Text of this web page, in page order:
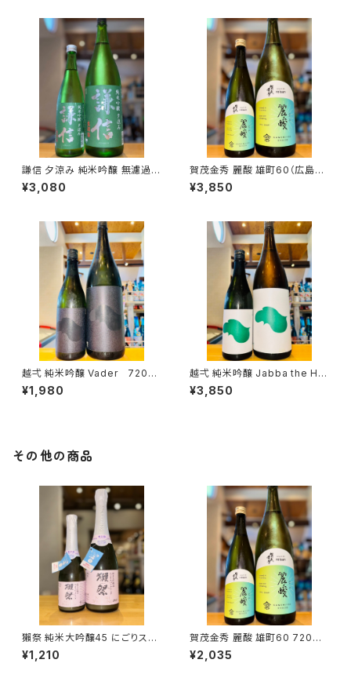
謙信 夕涼み 純米吟醸 無濾過生
1800ml１本（池田屋酒造・新潟
県糸魚川市新鉄）
¥3,080
賀茂金秀 麗酸 雄町60（広島限
定）1800ml１本（金光酒造・広
島県東広島市黒瀬町）
¥3,850
越弌 純米吟醸 Vader 720ml
１本（株式会社越後鶴亀・新潟県
新潟市西蒲区竹野町）
¥1,980
越弌 純米吟醸 Jabba the H
1800ml１本（株式会社越後鶴
亀・新潟県新潟市西蒲区竹野
¥3,850
その他の商品
獺祭 純米大吟醸45 にごりスパ
ークリング 360ml１本（旭酒
造・山口県岩国市周東町）
¥1,210
賀茂金秀 麗酸 雄町60 720ml
１本（金光酒造・広島県東広島市
黒瀬町）
¥2,035